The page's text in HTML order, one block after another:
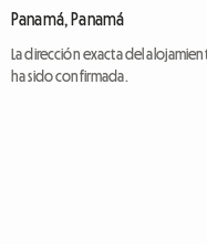
Panamá, Panamá
La dirección exacta del
ha sido confirmada.